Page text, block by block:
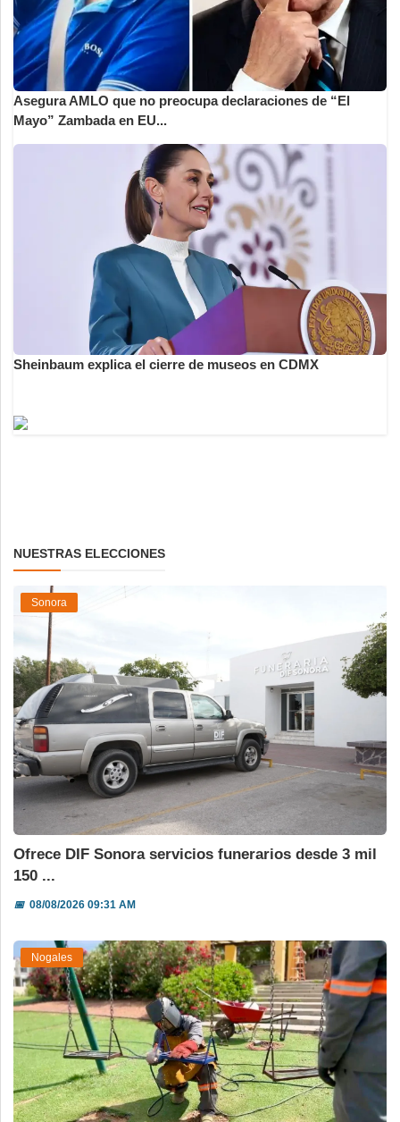
Asegura AMLO que no preocupa declaraciones de “El
Mayo” Zambada en EU...
Sheinbaum explica el cierre de museos en CDMX
NUESTRAS ELECCIONES
Sonora
Ofrece DIF Sonora servicios funerarios desde 3 mil
150 ...
📅08/08/2026 09:31 AM
Nogales